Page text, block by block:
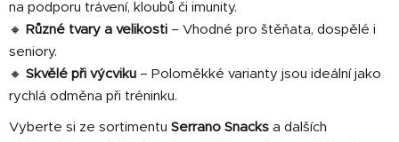
na podporu trávení, kloubů či imunity.
🔸 Různé tvary a velikosti – Vhodné pro štěňata, dospělé i
seniory.
🔸 Skvělé při výcviku – Poloměkké varianty jsou ideální jako
rychlá odměna při tréninku.
Vyberte si ze sortimentu Serrano Snacks a dalších